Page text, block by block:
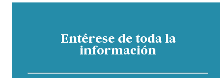
Entérese de toda la
información